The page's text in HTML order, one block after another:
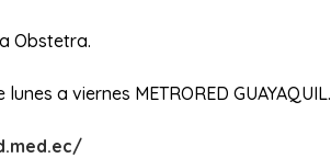
Obstetra.
a viernes METRORED GUAYAQUIL.